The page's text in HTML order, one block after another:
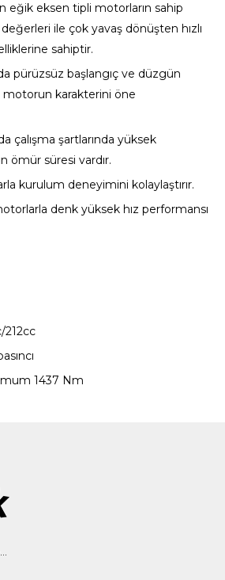
eğik eksen tipli motorların sahip
ile çok yavaş dönüşten hızlı
sahiptir.
pürüzsüz başlangıç ve düzgün
motorun karakterini öne
çalışma şartlarında yüksek
ömür süresi vardır.
kurulum deneyimini kolaylaştırır.
denk yüksek hız performansı
212cc
1437 Nm